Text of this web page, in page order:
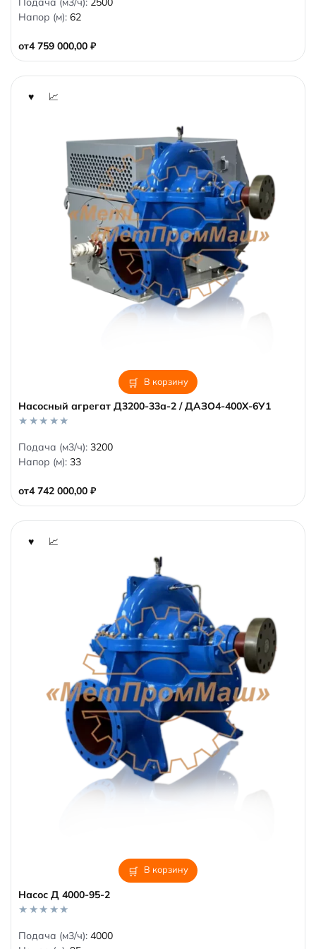
от4 759 000,00 ₽
o
u
f
5
Напор (м): 62
В корзину
Насосный агрегат Д3200-33а-2 / ДАЗО4-400Х-6У1
от4 742 000,00 ₽
0
o
u
f
5
Подача (м3/ч): 3200
Напор (м): 33
В корзину
Насос Д 4000-95-2
0
o
Подача (м3/ч): 4000